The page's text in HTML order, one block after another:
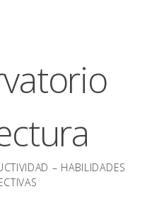
– HABILIDADES